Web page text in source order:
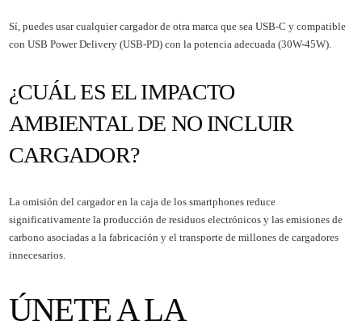
Sí, puedes usar cualquier cargador de otra marca que sea USB-C y compatible
con USB Power Delivery (USB-PD) con la potencia adecuada (30W-45W).
¿CUÁL ES EL IMPACTO
AMBIENTAL DE NO INCLUIR
CARGADOR?
La omisión del cargador en la caja de los smartphones reduce
significativamente la producción de residuos electrónicos y las emisiones de
carbono asociadas a la fabricación y el transporte de millones de cargadores
innecesarios.
ÚNETE A LA